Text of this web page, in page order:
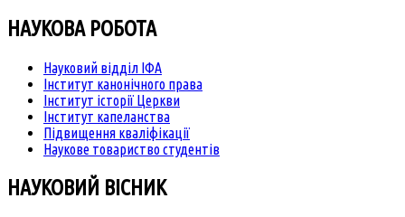
НАУКОВА РОБОТА
Науковий відділ ІФА
Інститут канонічного права
Інститут історії Церкви
Інститут капеланства
Підвищення кваліфікації
Наукове товариство студентів
НАУКОВИЙ ВІСНИК